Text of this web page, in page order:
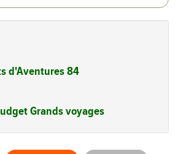
d'Aventures 84
Grands voyages